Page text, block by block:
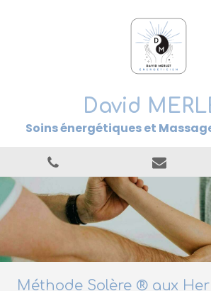
David
Soins énergétiques et
Méthode Solère ® aux